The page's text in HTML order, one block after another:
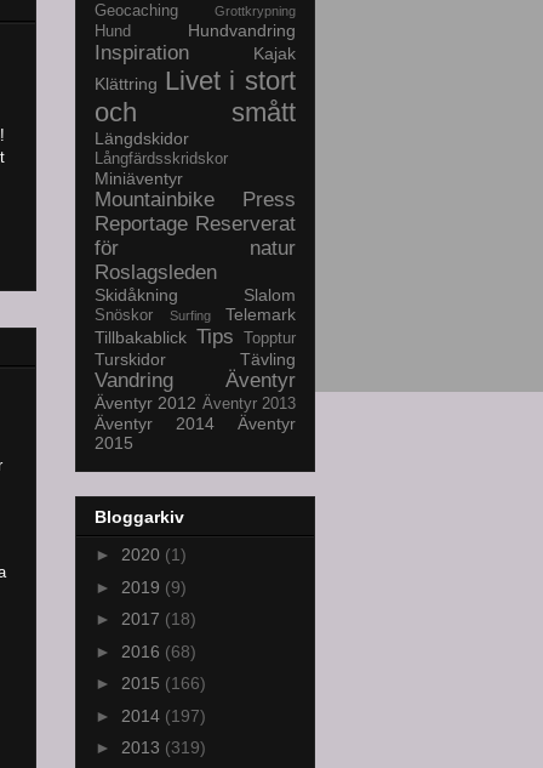
Geocaching Grottkrypning
Hund Hundvandring
Inspiration
Kajak
Klättring Livet i stort
och smått
Längdskidor
Långfärdsskridskor
Miniäventyr
Mountainbike
Press
Reportage Reserverat
för natur
Roslagsleden
Skidåkning Slalom
Snöskor Surfing
Telemark
Tillbakablick Tips Topptur
Turskidor Tävling
Vandring Äventyr
Äventyr 2012 Äventyr 2013
Äventyr 2014
Äventyr
2015
Bloggarkiv
► 2020 (1)
► 2019 (9)
► 2017 (18)
► 2016 (68)
► 2015 (166)
► 2014 (197)
► 2013 (319)